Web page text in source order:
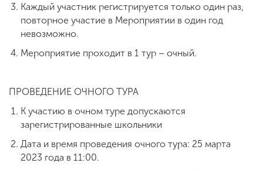
Каждый участник регистрируется только один раз,
повторное участие в Мероприятии в один год
невозможно.
Мероприятие проходит в 1 тур – очный.
ПРОВЕДЕНИЕ ОЧНОГО ТУРА
К участию в очном туре допускаются
зарегистрированные школьники
Дата и время проведения очного тура: 25 марта
2023 года в 11:00.